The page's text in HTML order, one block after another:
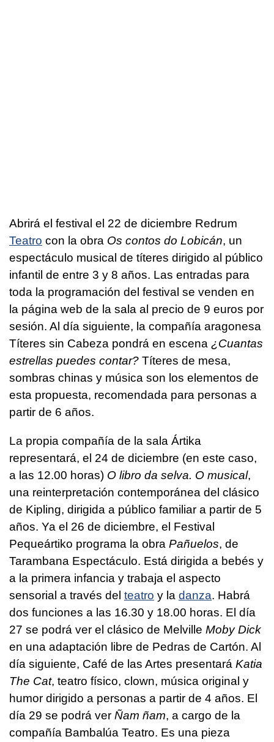
Abrirá el festival el 22 de diciembre Redrum
Teatro con la obra Os contos do Lobicán, un
espectáculo musical de títeres dirigido al público
infantil de entre 3 y 8 años. Las entradas para
toda la programación del festival se venden en
la página web de la sala al precio de 9 euros por
sesión. Al día siguiente, la compañía aragonesa
Títeres sin Cabeza pondrá en escena ¿Cuantas
estrellas puedes contar? Títeres de mesa,
sombras chinas y música son los elementos de
esta propuesta, recomendada para personas a
partir de 6 años.
La propia compañía de la sala Ártika
representará, el 24 de diciembre (en este caso,
a las 12.00 horas) O libro da selva. O musical,
una reinterpretación contemporánea del clásico
de Kipling, dirigida a público familiar a partir de 5
años. Ya el 26 de diciembre, el Festival
Pequeártiko programa la obra Pañuelos, de
Tarambana Espectáculo. Está dirigida a bebés y
a la primera infancia y trabaja el aspecto
sensorial a través del teatro y la danza. Habrá
dos funciones a las 16.30 y 18.00 horas. El día
27 se podrá ver el clásico de Melville Moby Dick
en una adaptación libre de Pedras de Cartón. Al
día siguiente, Café de las Artes presentará Katia
The Cat, teatro físico, clown, música original y
humor dirigido a personas a partir de 4 años. El
día 29 se podrá ver Ñam ñam, a cargo de la
compañía Bambalúa Teatro. Es una pieza